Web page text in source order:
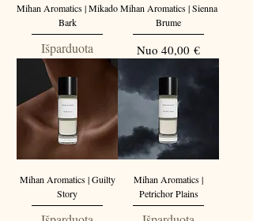
Mihan Aromatics | Mikado
Bark
Išparduota
Mihan Aromatics | Sienna
Brume
Nuo 40,00 €
Pardavimo kaina
Mihan Aromatics | Guilty
Story
Mihan Aromatics |
Petrichor Plains